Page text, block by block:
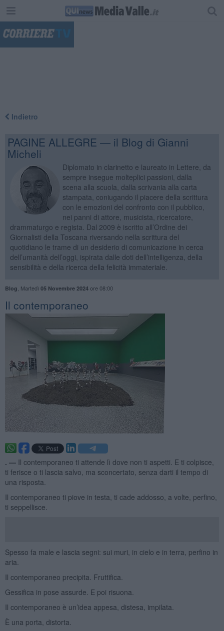
Indietro
PAGINE ALLEGRE — il Blog di Gianni
Micheli
Diplomato in clarinetto e laureato in Lettere, da
sempre insegue molteplici passioni, dalla
scena alla scuola, dalla scrivania alla carta
stampata, coniugando il piacere della scrittura
con le emozioni del confronto con il pubblico,
nei panni di attore, musicista, ricercatore,
drammaturgo e regista. Dal 2009 è iscritto all’Ordine dei
Giornalisti della Toscana riversando nella scrittura del
quotidiano le trame di un desiderio di comunicazione in cerca
dell’umanità dell’oggi, ispirata dalle doti dell’intelligenza, della
sensibilità e della ricerca della felicità immateriale.
Blog Martedì 05 Novembre 2024ore 08:00
​Il contemporaneo
. — Il contemporaneo ti attende lì dove non ti aspetti. E ti colpisce,
ti ferisce o ti lascia salvo, ma sconcertato, senza darti il tempo di
una risposta.
Il contemporaneo ti piove in testa, ti cade addosso, a volte, perfino,
ti seppellisce.
Spesso fa male e lascia segni: sui muri, in cielo e in terra, perfino in
aria.
Il contemporaneo precipita. Fruttifica.
Gessifica in pose assurde. E poi risuona.
Il contemporaneo è un’idea appesa, distesa, impilata.
È una porta, distorta.